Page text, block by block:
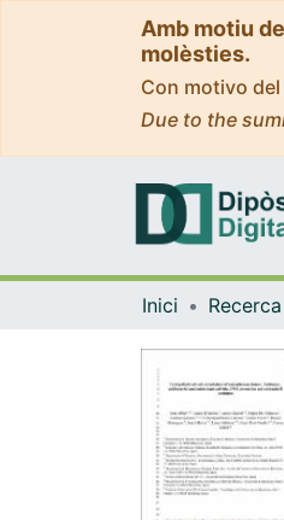
Amb motiu
molèsties.
Con motivo
Due to the
Inici Recerca